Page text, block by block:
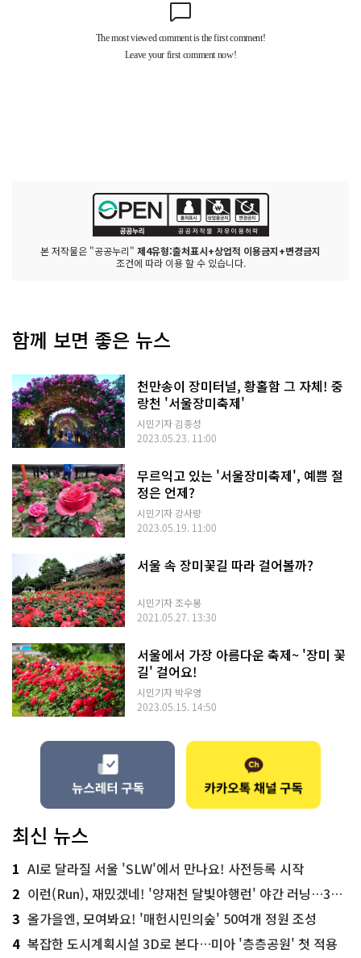
본 저작물은 "공공누리" 제4유형:출처표시+상업적 이용금지+변경금지
조건에 따라 이용 할 수 있습니다.
함께 보면 좋은 뉴스
천만송이 장미터널, 황홀함 그 자체! 중
랑천 '서울장미축제'
시민기자 김종성
2023.05.23. 11:00
무르익고 있는 '서울장미축제', 예쁨 절
정은 언제?
시민기자 강사랑
2023.05.19. 11:00
서울 속 장미꽃길 따라 걸어볼까?
시민기자 조수봉
2021.05.27. 13:30
서울에서 가장 아름다운 축제~ '장미 꽃
길' 걸어요!
시민기자 박우영
2023.05.15. 14:50
최신 뉴스
1 AI로 달라질 서울 'SLW'에서 만나요! 사전등록 시작
2 이런(Run), 재밌겠네! '양재천 달빛야행런' 야간 러닝…300명 모집
3 올가을엔, 모여봐요! '매헌시민의숲' 50여개 정원 조성
4 복잡한 도시계획시설 3D로 본다…미아 '층층공원' 첫 적용